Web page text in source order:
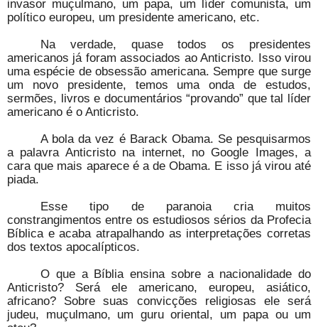
invasor muçulmano, um papa, um líder comunista, um
político europeu, um presidente americano, etc.
Na verdade, quase todos os presidentes
americanos já foram associados ao Anticristo. Isso virou
uma espécie de obsessão americana. Sempre que surge
um novo presidente, temos uma onda de estudos,
sermões, livros e documentários “provando” que tal líder
americano é o Anticristo.
A bola da vez é Barack Obama. Se pesquisarmos
a palavra Anticristo na internet, no Google Images, a
cara que mais aparece é a de Obama. E isso já virou até
piada.
Esse tipo de paranoia cria muitos
constrangimentos entre os estudiosos sérios da Profecia
Bíblica e acaba atrapalhando as interpretações corretas
dos textos apocalípticos.
O que a Bíblia ensina sobre a nacionalidade do
Anticristo? Será ele americano, europeu, asiático,
africano? Sobre suas convicções religiosas ele será
judeu, muçulmano, um guru oriental, um papa ou um